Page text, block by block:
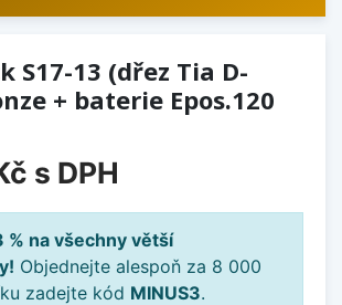
S17-13 (dřez Tia D-
+ baterie Epos.120
s DPH
% na všechny větší
Objednejte alespoň za 8 000
zadejte kód MINUS3.